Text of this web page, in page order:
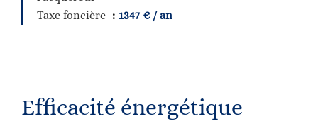
Taxe foncière
1347 € / an
Efficacité énergétique